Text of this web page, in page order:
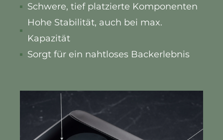
Schwere, tief platzierte Komponenten
Hohe Stabilität, auch bei max.
Kapazität
Sorgt für ein nahtloses Backerlebnis